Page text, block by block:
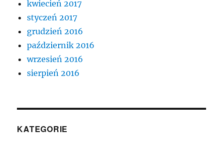
kwiecień 2017
styczeń 2017
grudzień 2016
październik 2016
wrzesień 2016
sierpień 2016
KATEGORIE